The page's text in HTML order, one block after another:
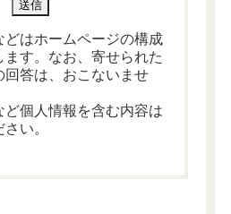
どはホームページの構成
ます。なお、寄せられた
回答は、おこないませ
個人情報を含む内容は
い。